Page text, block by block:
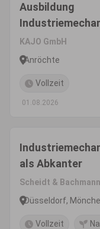
Ausbildung
KAJO GmbH
Anröchte
Vollzeit
01.08.2026
als Abkanter
Scheidt & Bachmann
Düsseldorf,
Vollzeit